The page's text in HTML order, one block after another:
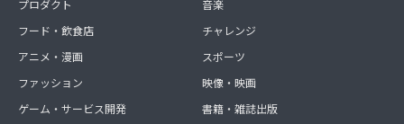
プロダクト
フード・飲食店
アニメ・漫画
ファッション
ゲーム・サービス開発
音楽
チャレンジ
スポーツ
映像・映画
書籍・雑誌出版